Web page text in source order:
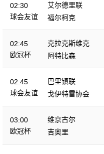
02:30
球会友谊
艾尔德里联
福尔柯克
02:45
欧冠杯
克拉克斯维克
阿特比森
02:45
球会友谊
巴里镇联
戈伊特雷协会
03:00
欧冠杯
维京古尔
吉奥里